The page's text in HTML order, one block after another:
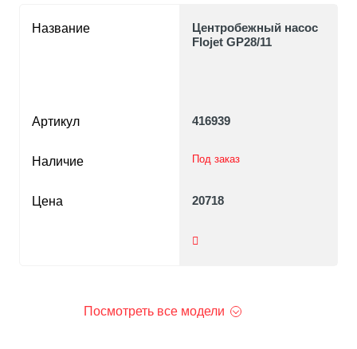
Название
Артикул
Наличие
Цена
Центробежный насос
Flojet GP28/11
416939
Под заказ
20718
Посмотреть все модели